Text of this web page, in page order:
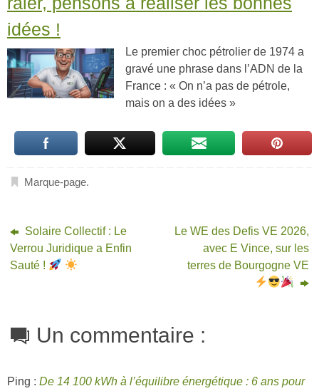
idées !
Le premier choc pétrolier de 1974 a
gravé une phrase dans l’ADN de la
France : « On n’a pas de pétrole,
mais on a des idées »
Marque-page.
Solaire Collectif : Le
Verrou Juridique a Enfin
Sauté !
Le WE des Defis VE 2026,
avec E Vince, sur les
terres de Bourgogne VE
Un commentaire :
Ping : De 14 100 kWh à l’équilibre énergétique : 6 ans pour